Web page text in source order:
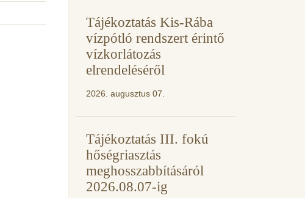
Tájékoztatás Kis-Rába
vízpótló rendszert érintő
vízkorlátozás
elrendeléséről
2026. augusztus 07.
Tájékoztatás III. fokú
hőségriasztás
meghosszabbításáról
2026.08.07-ig